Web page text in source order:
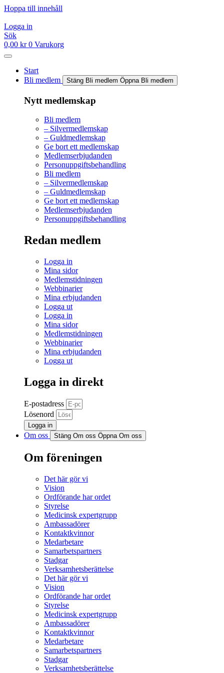
Hoppa till innehåll
Logga in
Sök
0,00 kr 0 Varukorg
Start
Bli medlem
Stäng Bli medlem Öppna Bli medlem
Nytt medlemskap
Bli medlem
– Silvermedlemskap
– Guldmedlemskap
Ge bort ett medlemskap
Medlemserbjudanden
Personuppgiftsbehandling
Bli medlem
– Silvermedlemskap
– Guldmedlemskap
Ge bort ett medlemskap
Medlemserbjudanden
Personuppgiftsbehandling
Redan medlem
Logga in
Mina sidor
Medlemstidningen
Webbinarier
Mina erbjudanden
Logga ut
Logga in
Mina sidor
Medlemstidningen
Webbinarier
Mina erbjudanden
Logga ut
Logga in direkt
E-postadress
Lösenord
Logga in
Om oss Stäng Om oss Öppna Om oss
Om föreningen
Det här gör vi
Vision
Ordförande har ordet
Styrelse
Medicinsk expertgrupp
Ambassadörer
Kontaktkvinnor
Medarbetare
Samarbetspartners
Stadgar
Verksamhetsberättelse
Det här gör vi
Vision
Ordförande har ordet
Styrelse
Medicinsk expertgrupp
Ambassadörer
Kontaktkvinnor
Medarbetare
Samarbetspartners
Stadgar
Verksamhetsberättelse